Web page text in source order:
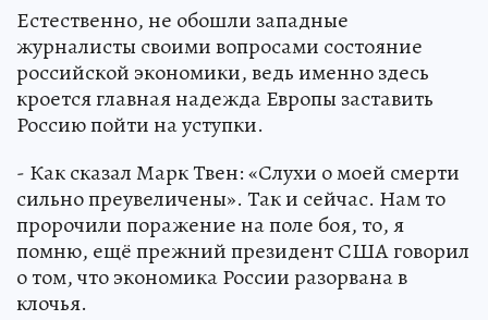
Естественно, не обошли западные
журналисты своими вопросами состояние
российской экономики, ведь именно здесь
кроется главная надежда Европы заставить
Россию пойти на уступки.
- Как сказал Марк Твен: «Слухи о моей смерти
сильно преувеличены». Так и сейчас. Нам то
пророчили поражение на поле боя, то, я
помню, ещё прежний президент США говорил
о том, что экономика России разорвана в
клочья.